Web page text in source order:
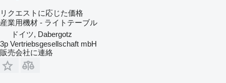
リクエストに応じた価格
産業用機材 - ライトテーブル
ドイツ, Dabergotz
3p Vertriebsgesellschaft mbH
販売会社に連絡